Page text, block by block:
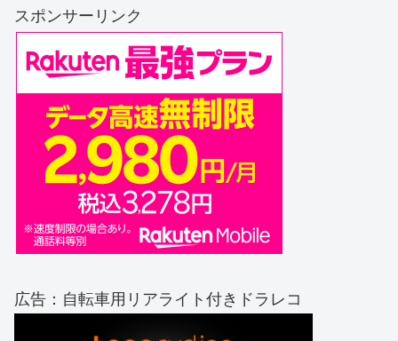
スポンサーリンク
広告：自転車用リアライト付きドラレコ